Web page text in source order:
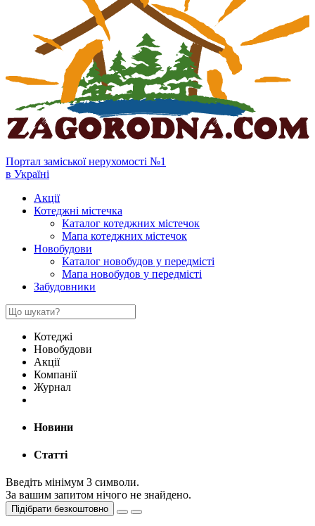
Портал заміської нерухомості №1
в Україні
Акції
Котеджні містечка
Каталог котеджних містечок
Мапа котеджних містечок
Новобудови
Каталог новобудов у передмісті
Мапа новобудов у передмісті
Забудовники
Котеджі
Новобудови
Акції
Компанії
Журнал
Новини
Статті
Введіть мінімум 3 символи.
За вашим запитом нічого не знайдено.
Підібрати безкоштовно